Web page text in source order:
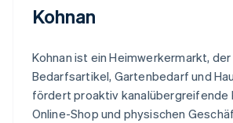
Kohnan
Kohnan ist ein Heimwerkermarkt,
Bedarfsartikel, Gartenbedarf und
fördert proaktiv kanalübergreifende
Online-Shop und physischen